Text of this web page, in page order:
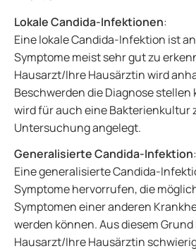
Lokale Candida-Infektionen:
Eine lokale Candida-Infektion ist
Symptome meist sehr gut zu
Hausarzt/Ihre Hausärztin wird
Beschwerden die Diagnose
wird für auch eine Bakterienkultur
Untersuchung angelegt.
Generalisierte Candida-Infektion:
Eine generalisierte Candida-
Symptome hervorrufen, die
Symptomen einer anderen
werden können. Aus diesem
Hausarzt/Ihre Hausärztin